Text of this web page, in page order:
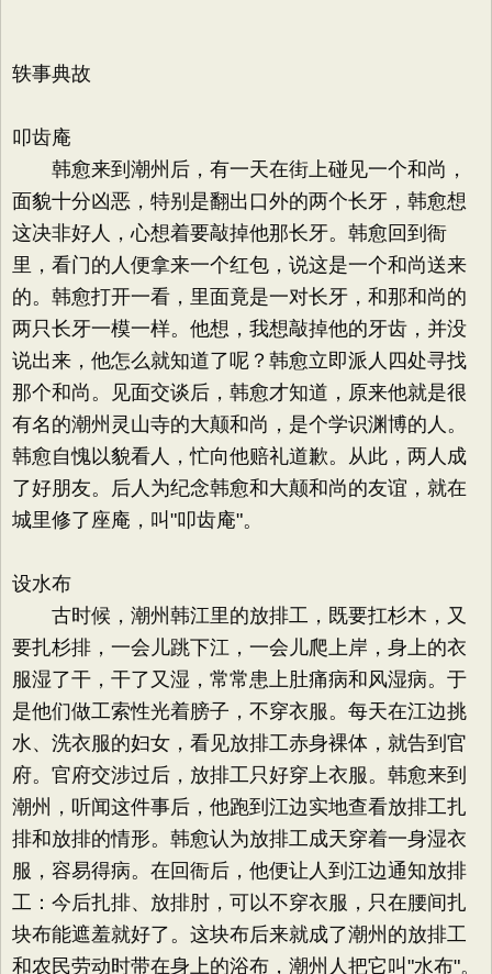
轶事典故
叩齿庵
韩愈来到潮州后，有一天在街上碰见一个和尚，
面貌十分凶恶，特别是翻出口外的两个长牙，韩愈想
这决非好人，心想着要敲掉他那长牙。韩愈回到衙
里，看门的人便拿来一个红包，说这是一个和尚送来
的。韩愈打开一看，里面竟是一对长牙，和那和尚的
两只长牙一模一样。他想，我想敲掉他的牙齿，并没
说出来，他怎么就知道了呢？韩愈立即派人四处寻找
那个和尚。见面交谈后，韩愈才知道，原来他就是很
有名的潮州灵山寺的大颠和尚，是个学识渊博的人。
韩愈自愧以貌看人，忙向他赔礼道歉。从此，两人成
了好朋友。后人为纪念韩愈和大颠和尚的友谊，就在
城里修了座庵，叫"叩齿庵"。
设水布
古时候，潮州韩江里的放排工，既要扛杉木，又
要扎杉排，一会儿跳下江，一会儿爬上岸，身上的衣
服湿了干，干了又湿，常常患上肚痛病和风湿病。于
是他们做工索性光着膀子，不穿衣服。每天在江边挑
水、洗衣服的妇女，看见放排工赤身裸体，就告到官
府。官府交涉过后，放排工只好穿上衣服。韩愈来到
潮州，听闻这件事后，他跑到江边实地查看放排工扎
排和放排的情形。韩愈认为放排工成天穿着一身湿衣
服，容易得病。在回衙后，他便让人到江边通知放排
工：今后扎排、放排肘，可以不穿衣服，只在腰间扎
块布能遮羞就好了。这块布后来就成了潮州的放排工
和农民劳动时带在身上的浴布，潮州人把它叫"水布"。